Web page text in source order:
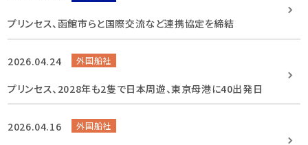
プリンセス、函館市らと国際交流など連携協定を締結
2026.04.24 外国船社
プリンセス、2028年も2隻で日本周遊、東京母港に40出発日
2026.04.16 外国船社